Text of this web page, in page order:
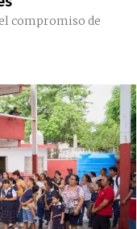
compromiso de